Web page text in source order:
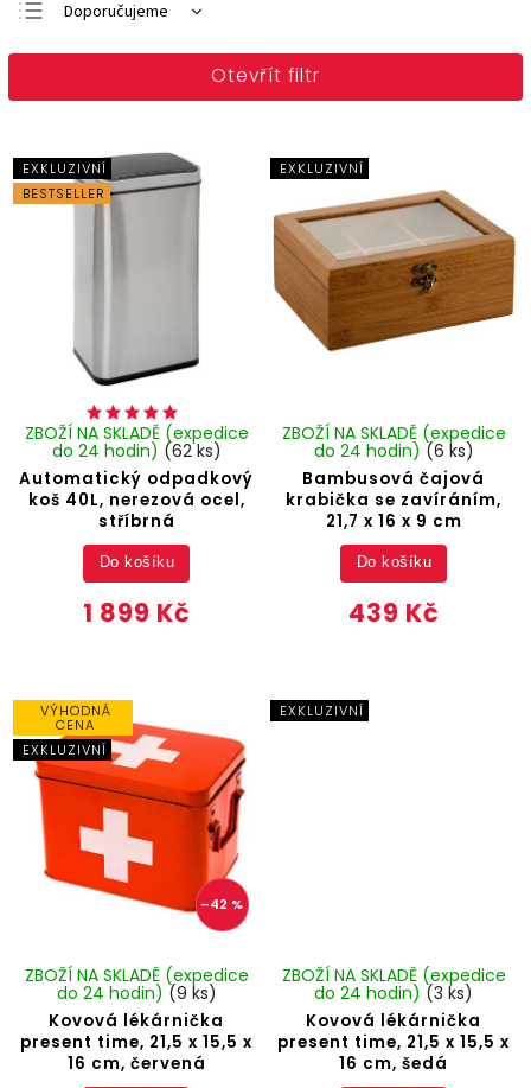
Doporučujeme
Nejlevnější
Abecedně
Otevřít filtr
EXKLUZIVNÍ
BESTSELLER
Automatický odpadkový
koš 40L, nerezová ocel,
stříbrná
ZBOŽÍ NA SKLADĚ (expedice
do 24 hodin) (62 ks)
1 899 Kč
Do košíku
EXKLUZIVNÍ
Bambusová čajová
krabička se zavíráním,
21,7 x 16 x 9 cm
ZBOŽÍ NA SKLADĚ (expedice
do 24 hodin) (6 ks)
439 Kč
Do košíku
VÝHODNÁ
CENA
EXKLUZIVNÍ
–42 %
Kovová lékárnička
present time, 21,5 x 15,5 x
16 cm, červená
ZBOŽÍ NA SKLADĚ (expedice
do 24 hodin) (9 ks)
EXKLUZIVNÍ
Kovová lékárnička
present time, 21,5 x 15,5 x
16 cm, šedá
ZBOŽÍ NA SKLADĚ (expedice
do 24 hodin) (3 ks)